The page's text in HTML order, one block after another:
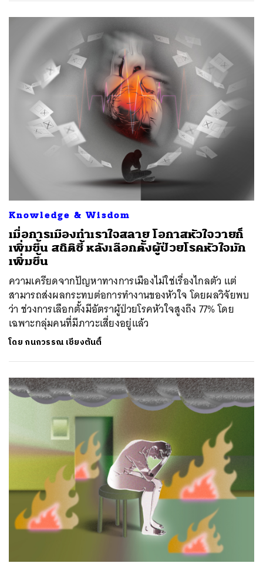
Knowledge & Wisdom
เมื่อการเมืองทำเราใจสลาย โอกาสหัวใจวายก็
เพิ่มขึ้น สถิติชี้ หลังเลือกตั้งผู้ป่วยโรคหัวใจมัก
เพิ่มขึ้น
ความเครียดจากปัญหาทางการเมืองไม่ใช่เรื่องไกลตัว แต่
สามารถส่งผลกระทบต่อการทำงานของหัวใจ โดยผลวิจัยพบ
ว่า ช่วงการเลือกตั้งมีอัตราผู้ป่วยโรคหัวใจสูงถึง 77% โดย
เฉพาะกลุ่มคนที่มีภาวะเสี่ยงอยู่แล้ว
โดย กนกวรรณ เชียงตันติ์